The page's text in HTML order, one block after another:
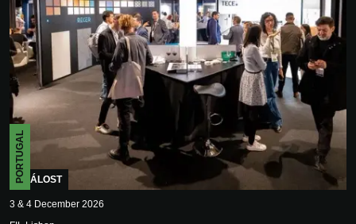
UDÁLOST
PORTUGAL
3 & 4 December 2026